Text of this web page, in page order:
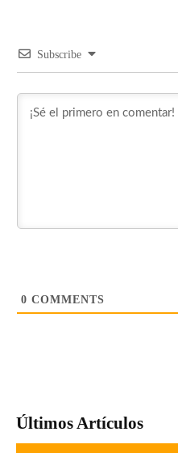
Subscribe
0 COMMENTS
Últimos Artículos